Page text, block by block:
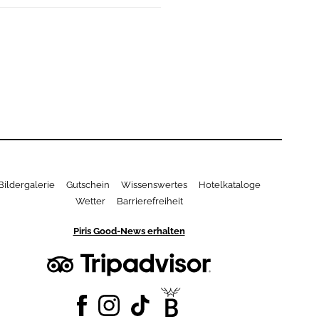
Gutschein Wissenswertes
Hotelkataloge
Wetter
Barrierefreiheit
Piris Good-News erhalten